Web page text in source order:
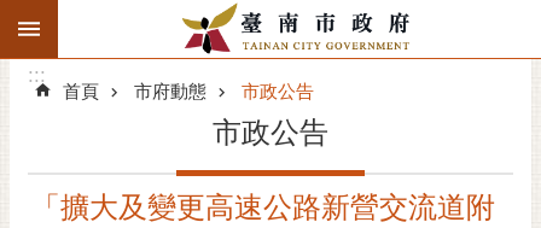
跳到主要內容區塊
搜
階
精彩府城
:::
:::
首頁 市府動態 市政公告
市政公告
「擴大及變更高速公路新營交流道附